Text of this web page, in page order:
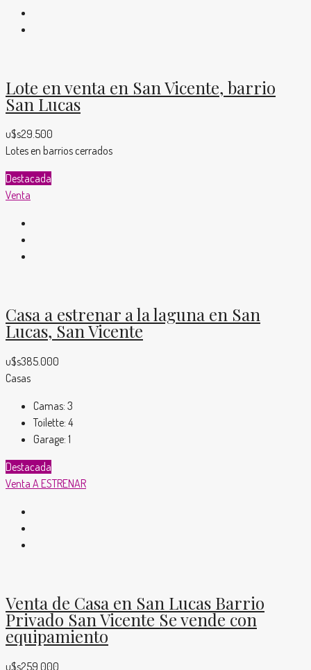
Lote en venta en San Vicente, barrio
San Lucas
u$s29.500
Lotes en barrios cerrados
Destacada
Venta
Casa a estrenar a la laguna en San
Lucas, San Vicente
u$s385.000
Casas
Camas: 3
Toilette: 4
Garage: 1
Destacada
Venta A ESTRENAR
Venta de Casa en San Lucas Barrio
Privado San Vicente Se vende con
equipamiento
u$s259.000